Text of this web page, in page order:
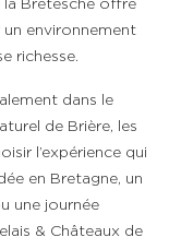
la Bretesche offre
environnement
richesse.
dans le
de Brière, les
l’expérience qui
en Bretagne, un
une journée
& Châteaux de